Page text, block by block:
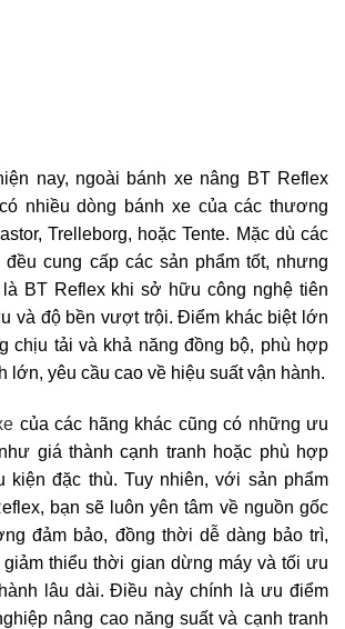
nay, ngoài bánh xe nâng BT Reflex
nhiều dòng bánh xe của các thương
Trelleborg, hoặc Tente. Mặc dù các
cung cấp các sản phẩm tốt, nhưng
BT Reflex khi sở hữu công nghệ tiên
và độ bền vượt trội. Điểm khác biệt lớn
chịu tải và khả năng đồng bộ, phù hợp
lớn, yêu cầu cao về hiệu suất vận hành.
của các hãng khác cũng có những ưu
giá thành cạnh tranh hoặc phù hợp
kiện đặc thù. Tuy nhiên, với sản phẩm
bạn sẽ luôn yên tâm về nguồn gốc
đảm bảo, đồng thời dễ dàng bảo trì,
thiểu thời gian dừng máy và tối ưu
lâu dài. Điều này chính là ưu điểm
nâng cao năng suất và cạnh tranh